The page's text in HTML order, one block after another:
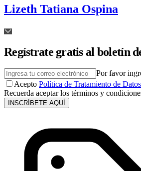
Lizeth Tatiana Ospina
Regístrate gratis al boletín
Por favor
Acepto Política de Tratamiento de Datos
Recuerda aceptar los términos y
INSCRÍBETE AQUÍ